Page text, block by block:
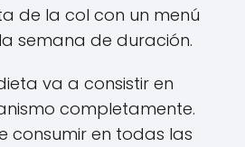
de la col con un menú
semana de duración.
va a consistir en
completamente.
consumir en todas las